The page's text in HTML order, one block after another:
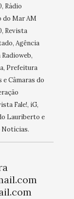
Rádio
do Mar AM
Revista
Agência
Prefeitura
e Câmaras do
Fale!, iG,
Lauriberto e
Notícias.